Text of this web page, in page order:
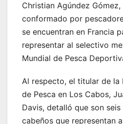
Christian Agúndez
conformado por
se encuentran en Francia
representar al selectivo
Mundial de Pesca
Al respecto, el titular de la
de Pesca en Los Cabos,
Davis, detalló que son
cabeños que representan